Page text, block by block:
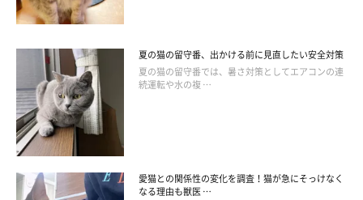
（監修：いぬのきもち・ねこのきもち獣医師相談室 担当獣医
※写真は「いぬ・ねこのきもちアプリ」で投稿されたものです。
※記事と写真に関連性はありませんので予めご了承ください。
取材・文／Honoka
夏の猫の留守番、出かける前に見直したい安全対策
夏の猫の留守番では、暑さ対策としてエアコンの連
続運転や水の複 …
愛猫との関係性の変化を調査！猫が急にそっけなく
なる理由も獣医 …